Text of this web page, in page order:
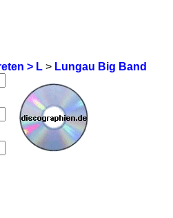
> L > Lungau Big Band